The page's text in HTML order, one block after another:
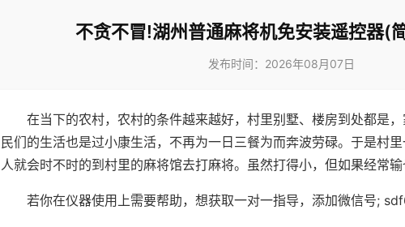
不贪不冒!湖州普通麻将机免安装遥控器(
发布时间：2026年08月07日
在当下的农村，农村的条件越来越好，村里别墅、楼房到处都是
民们的生活也是过小康生活，不再为一日三餐为而奔波劳碌。于是村
人就会时不时的到村里的麻将馆去打麻将。虽然打得小，但如果经常输
若你在仪器使用上需要帮助，想获取一对一指导，添加微信号;